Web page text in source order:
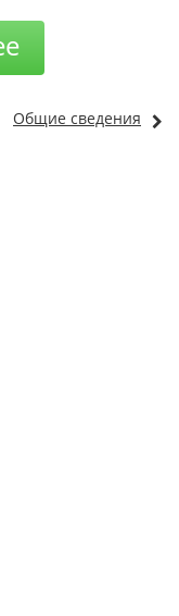
Общие сведения